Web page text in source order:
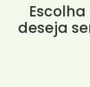
deseja